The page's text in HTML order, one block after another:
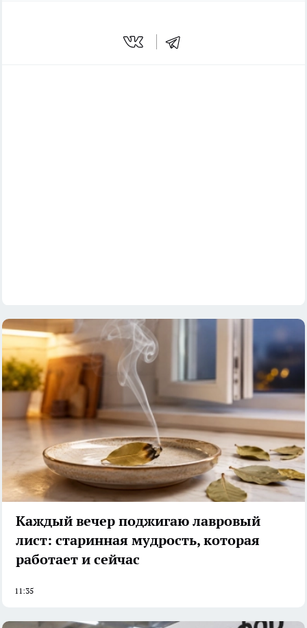
Каждый вечер поджигаю лавровый
лист: старинная мудрость, которая
работает и сейчас
11:35